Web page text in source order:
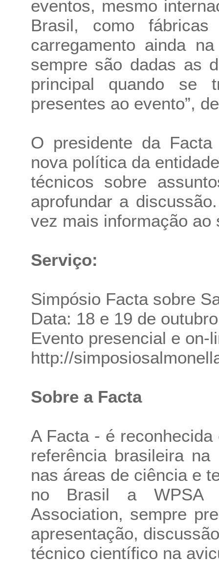
eventos, mesmo
Brasil, como
carregamento ainda
sempre são dadas as
principal quando se
presentes ao evento”,
O presidente da
nova política da
técnicos sobre
aprofundar a
vez mais informação ao
Serviço:
Simpósio Facta sobre
Data: 18 e 19 de
Evento presencial e on-
http://
Sobre a Facta
A Facta - é
referência brasileira
nas áreas de ciência e
no Brasil a WPSA
Association, sempre
apresentação,
técnico científico na